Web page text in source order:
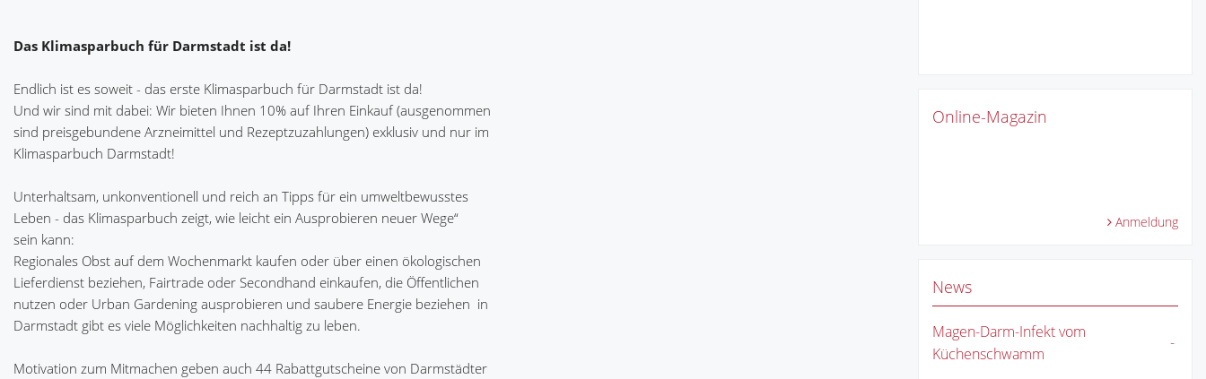
Das Klimasparbuch für Darmstadt ist da!
Endlich ist es soweit - das erste Klimasparbuch für Darmstadt ist da!
Und wir sind mit dabei: Wir bieten Ihnen 10% auf Ihren Einkauf (ausgenommen
sind preisgebundene Arzneimittel und Rezeptzuzahlungen) exklusiv und nur im
Klimasparbuch Darmstadt!
Unterhaltsam, unkonventionell und reich an Tipps für ein umweltbewusstes
Leben - das Klimasparbuch zeigt, wie leicht ein Ausprobieren neuer Wege“
sein kann:
Regionales Obst auf dem Wochenmarkt kaufen oder über einen ökologischen
Lieferdienst beziehen, Fairtrade oder Secondhand einkaufen, die Öffentlichen
nutzen oder Urban Gardening ausprobieren und saubere Energie beziehen  in
Darmstadt gibt es viele Möglichkeiten nachhaltig zu leben.
Motivation zum Mitmachen geben auch 44 Rabattgutscheine von Darmstädter
Online-Magazin
Anmeldung
News
Magen-Darm-Infekt vom
Küchenschwamm